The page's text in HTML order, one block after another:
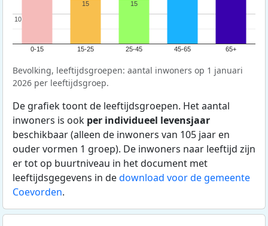
0-15 15-25 25-45 45-65 65+
10
10
15 15
Bevolking, leeftijdsgroepen: aantal inwoners op 1 januari
2026 per leeftijdsgroep.
De grafiek toont de leeftijdsgroepen. Het aantal
inwoners is ook per individueel levensjaar
beschikbaar (alleen de inwoners van 105 jaar en
ouder vormen 1 groep). De inwoners naar leeftijd zijn
er tot op buurtniveau in het document met
leeftijdsgegevens in dedownload voor de gemeente
Coevorden.